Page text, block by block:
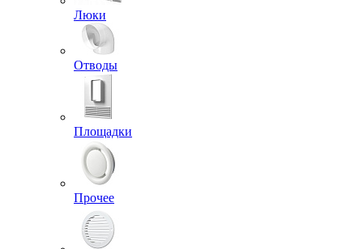
Люки
Отводы
Площадки
Прочее